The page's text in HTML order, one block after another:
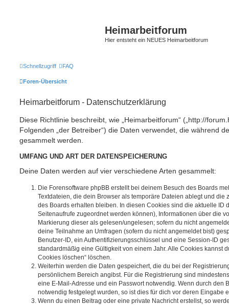
Heimarbeitforum
Hier entsteht ein NEUES Heimarbeitforum
Schnellzugriff FAQ
Foren-Übersicht
Heimarbeitforum - Datenschutzerklärung
Diese Richtlinie beschreibt, wie „Heimarbeitforum“ („http://
Folgenden „der Betreiber“) die Daten verwendet, die während
gesammelt werden.
UMFANG UND ART DER DATENSPEICHERUNG
Deine Daten werden auf vier verschiedene Arten gesammelt:
Die Forensoftware phpBB erstellt bei deinem Besuch des Boards
Textdateien, die dein Browser als temporäre Dateien ablegt und die
des Boards erhalten bleiben. In diesen Cookies sind die aktuelle ID
Seitenaufrufe zugeordnet werden können), Informationen über die
Markierung dieser als gelesen/ungelesen; sofern du nicht
deine Teilnahme an Umfragen (sofern du nicht angemeldet bist)
Benutzer-ID, ein Authentifizierungsschlüssel und eine Session-ID
standardmäßig eine Gültigkeit von einem Jahr. Alle Cookies kannst
Cookies löschen“ löschen.
Weiterhin werden die Daten gespeichert, die du bei der
persönlichem Bereich angibst. Für die Registrierung sind
eine E-Mail-Adresse und ein Passwort notwendig. Wenn durch den
notwendig festgelegt wurden, so ist dies für dich vor deren Eingabe
Wenn du einen Beitrag oder eine private Nachricht erstellst, so